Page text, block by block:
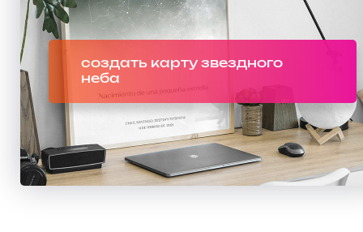
создать карту звездного
неба